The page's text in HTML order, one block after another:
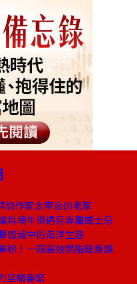
作家太宰治的老家
塊牛排遇見專屬威士忌
滅中的海洋生態
粉！一窺高效燃脂健身課
至關要緊